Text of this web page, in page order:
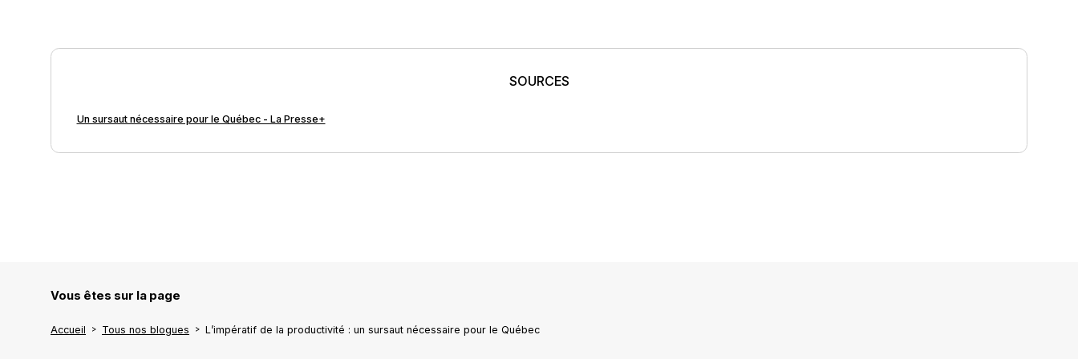
SOURCES
Un sursaut nécessaire pour le Québec - La Presse+
Vous êtes sur la page
Accueil Tous nos blogues L’impératif de la productivité : un sursaut nécessaire pour le Québec